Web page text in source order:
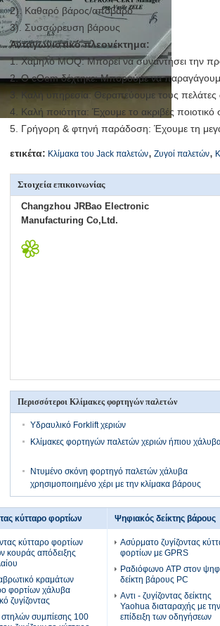
2). Καθαρό βάρος/απόβαρο
3). Συσσώρευση βάρους
Ανταγωνιστικό πλεονέκτημα:
1. Χαμηλό MOQ: Μπορεί να συναντήσει την
2. Ο cOem δέχτηκε: Μπορούμε να
3. Καλή υπηρεσία: Θεραπεύουμε τους πελάτες
4. Καλή ποιότητα: Έχουμε το ακριβές
5. Γρήγορη & φτηνή παράδοση: Έχουμε τη
ετικέτα: Κλίμακα του Jack παλετών, Ζυγοί παλετών,
Στοιχεία επικοινωνίας
Changzhou JRBao Electronic
Manufacturing Co,Ltd.
Περισσότεροι Κλίμακες φορτηγών παλετών
Υδραυλικό Forklift χεριών
Κλίμακες φορτηγών παλετών χεριών ήπιου
Ντυμένο σκόνη φορτηγό παλετών χάλυβα
χρησιμοποιημένο χέρι με την κλίμακα βάρους
κύτταρο φορτίων
κύτταρο φορτίων
κουράς απόδειξης
κραμάτων
φορτίων χάλυβα
ζυγίζοντας
συμπίεσης 100
Ψηφιακός δείκτης βάρους
Ασύρματο ζυγίζοντας
φορτίων με GPRS
Ραδιόφωνο ATP στον
δείκτη βάρους PC
Αντι - ζυγίζοντας δείκτης
Yaohua διαταραχής με την
επίδειξη των οδηγήσεων